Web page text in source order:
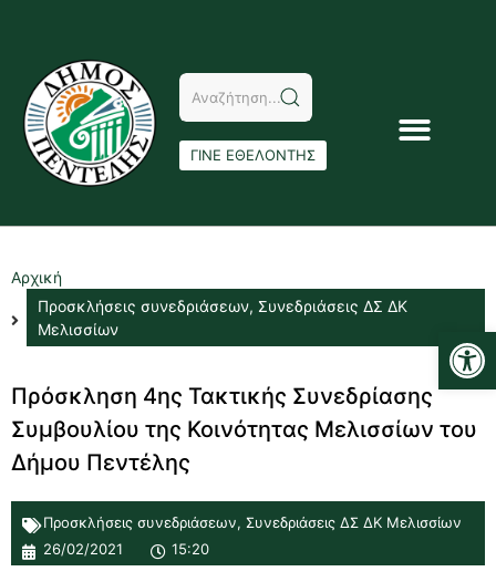
ΓΙΝΕ ΕΘΕΛΟΝΤΗΣ
Αρχική
Προσκλήσεις συνεδριάσεων, Συνεδριάσεις ΔΣ ΔΚ
Μελισσίων
Πρόσκληση 4ης Τακτικής Συνεδρίασης
Συμβουλίου της Κοινότητας Μελισσίων του
Δήμου Πεντέλης
Προσκλήσεις συνεδριάσεων, Συνεδριάσεις ΔΣ ΔΚ Μελισσίων
26/02/2021
15:20